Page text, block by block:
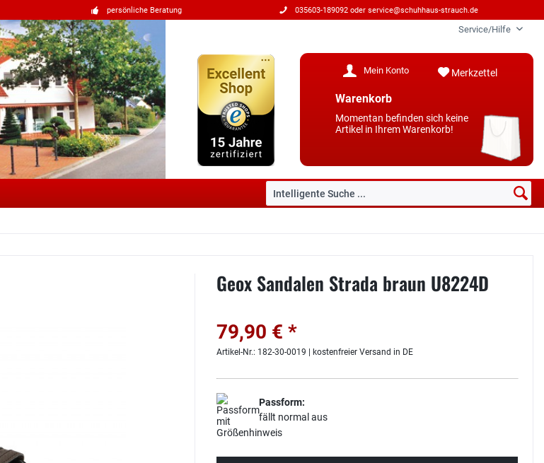
persönliche Beratung 035603-189092 oder service@schuhhaus-strauch.de
Service/Hilfe
Merkzettel
Mein Konto
Warenkorb
Momentan befinden sich keine
Artikel in Ihrem Warenkorb!
Geox Sandalen Strada braun U8224D
79,90 € *
Artikel-Nr.: 182-30-0019 | kostenfreier Versand in DE
Passform:
fällt normal aus